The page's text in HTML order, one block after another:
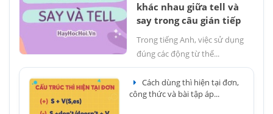
khác nhau giữa tell và
say trong câu gián tiếp
Trong tiếng Anh, việc sử dụng
đúng các động từ thể...
Cách dùng thì hiện tại đơn,
công thức và bài tập áp...